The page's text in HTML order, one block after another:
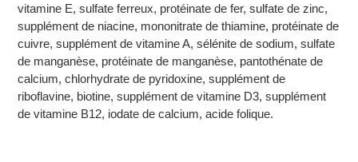
vitamine E, sulfate ferreux, protéinate de fer, sulfate de zinc,
supplément de niacine, mononitrate de thiamine, protéinate de
cuivre, supplément de vitamine A, sélénite de sodium, sulfate
de manganèse, protéinate de manganèse, pantothénate de
calcium, chlorhydrate de pyridoxine, supplément de
riboflavine, biotine, supplément de vitamine D3, supplément
de vitamine B12, iodate de calcium, acide folique.